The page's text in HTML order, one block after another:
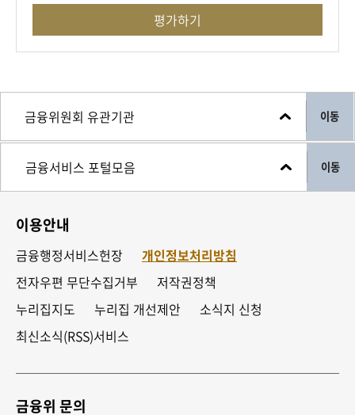
평가하기
이동
이동
이용안내
금융행정서비스헌장
개인정보처리방침
전자우편 무단수집거부
저작권정책
누리집지도
누리집 개선제안
소식지 신청
최신소식(RSS)서비스
금융위 문의